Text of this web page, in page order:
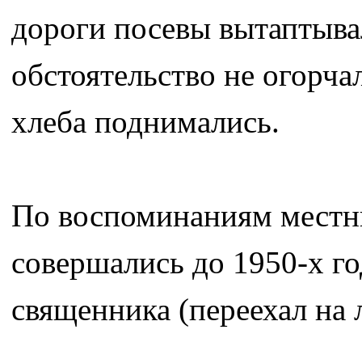
дороги посевы
обстоятельство не
хлеба поднимались.
По воспоминаниям
совершались до 1950-х
священника (переехал